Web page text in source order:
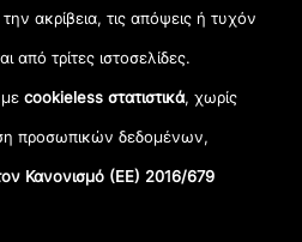
ακρίβεια, τις απόψεις ή τυχόν
από τρίτες ιστοσελίδες.
μεcookieless στατιστικά, χωρίς
προσωπικών δεδομένων,
Κανονισμό (ΕΕ) 2016/679